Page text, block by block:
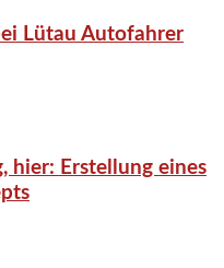
Lütau Autofahrer
hier: Erstellung eines